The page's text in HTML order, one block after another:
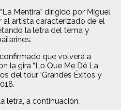
Mentira” dirigido por Miguel
al artista caracterizado de el
la letra del tema y
que volverá a
la gira “Lo Que Me Dé La
del tour ‘Grandes Éxitos y
letra, a continuación.